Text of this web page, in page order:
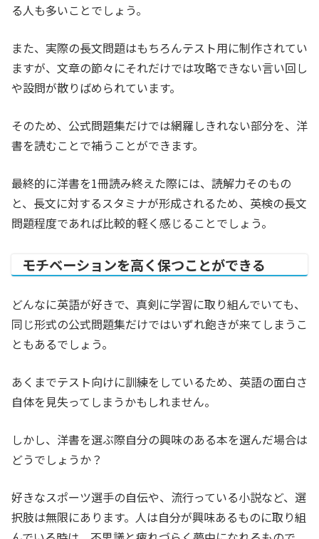
る人も多いことでしょう。
また、実際の長文問題はもちろんテスト用に制作されてい
ますが、文章の節々にそれだけでは攻略できない言い回し
や設問が散りばめられています。
そのため、公式問題集だけでは網羅しきれない部分を、洋
書を読むことで補うことができます。
最終的に洋書を1冊読み終えた際には、読解力そのもの
と、長文に対するスタミナが形成されるため、英検の長文
問題程度であれば比較的軽く感じることでしょう。
モチベーションを高く保つことができる
どんなに英語が好きで、真剣に学習に取り組んでいても、
同じ形式の公式問題集だけではいずれ飽きが来てしまうこ
ともあるでしょう。
あくまでテスト向けに訓練をしているため、英語の面白さ
自体を見失ってしまうかもしれません。
しかし、洋書を選ぶ際自分の興味のある本を選んだ場合は
どうでしょうか？
好きなスポーツ選手の自伝や、流行っている小説など、選
択肢は無限にあります。人は自分が興味あるものに取り組